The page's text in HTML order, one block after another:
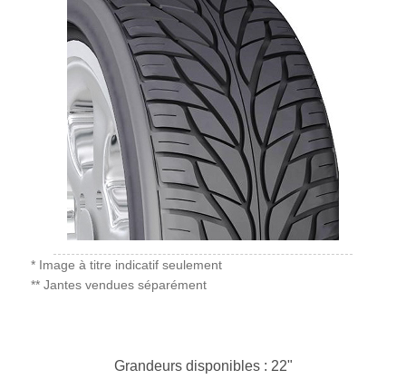
* Image à titre indicatif seulement
** Jantes vendues séparément
Grandeurs disponibles : 22"